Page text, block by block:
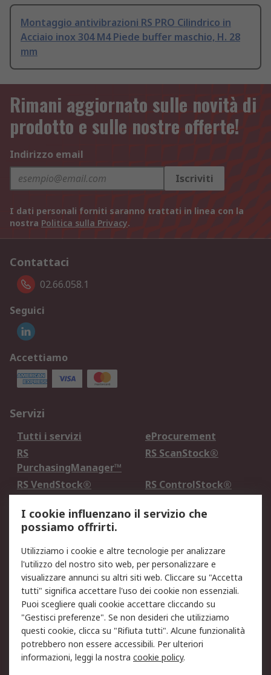
Montaggio antivibrazioni RS PRO Cilindrico in
Acciaio inox 304 M4 Piede buffer maschio, H. 28
mm
Rimani aggiornato sulle novità di
prodotto e sulle nostre offerte!
Indirizzo email
Iscriviti
I dati personali forniti saranno trattati in linea con la
nostra Politica sulla Privacy.
Contattaci
02.66.058.1
Seguici
Accettiamo
Servizi
Tutti i servizi
eProcurement
RS
PurchasingManager™
RS ScanStock®
RS VendStock®
RS ControlStock®
Legale
Informativa Cookie
Informativa Privacy -
Aggiornata
Email Security
Termini d'uso
Condizioni di vendita
Condizioni generali di
servizio
Etica e responsabilità
Chi Siamo
I cookie influenzano il servizio che
possiamo offrirti.
Utilizziamo i cookie e altre tecnologie per analizzare
l'utilizzo del nostro sito web, per personalizzare e
visualizzare annunci su altri siti web. Cliccare su "Accetta
tutti" significa accettare l'uso dei cookie non essenziali.
Puoi scegliere quali cookie accettare cliccando su
"Gestisci preferenze". Se non desideri che utilizziamo
questi cookie, clicca su "Rifiuta tutti". Alcune funzionalità
potrebbero non essere accessibili. Per ulteriori
informazioni, leggi la nostra cookie policy.